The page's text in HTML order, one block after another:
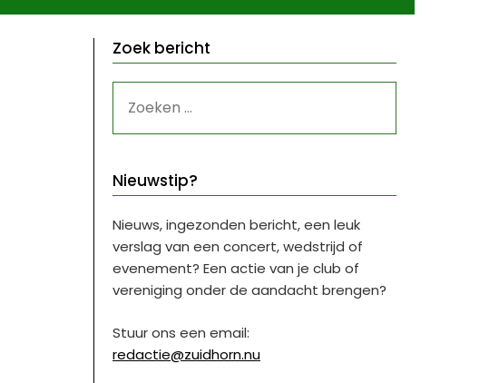
Zoek bericht
NAAR:
Nieuwstip?
Nieuws, ingezonden bericht, een leuk
verslag van een concert, wedstrijd of
evenement? Een actie van je club of
vereniging onder de aandacht brengen?
Stuur ons een email:
redactie@zuidhorn.nu